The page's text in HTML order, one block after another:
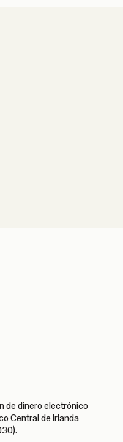
de dinero electrónico
Central de Irlanda